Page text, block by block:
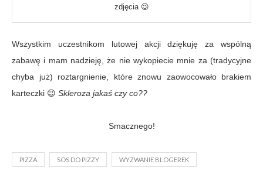
zdjęcia 😉
Wszystkim uczestnikom lutowej akcji dziękuję za wspólną
zabawę i mam nadzieję, że nie wykopiecie mnie za (tradycyjne
chyba już) roztargnienie, które znowu zaowocowało brakiem
karteczki 😉 Skleroza jakaś czy co??
Smacznego!
PIZZA SOS DO PIZZY WYZWANIE BLOGEREK